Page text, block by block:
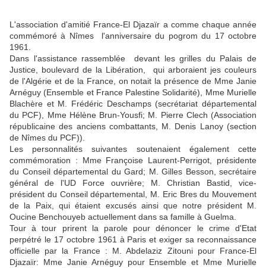
L'association d'amitié France-El Djazaïr a comme chaque année
commémoré à Nîmes l'anniversaire du pogrom du 17 octobre
1961.
Dans l'assistance rassemblée devant les grilles du Palais de
Justice, boulevard de la Libération, qui arboraient jes couleurs
de l'Algérie et de la France, on notait la présence de Mme Janie
Arnéguy (Ensemble et France Palestine Solidarité), Mme Murielle
Blachère et M. Frédéric Deschamps (secrétariat départemental
du PCF), Mme Hélène Brun-Yousfi; M. Pierre Clech (Association
républicaine des anciens combattants, M. Denis Lanoy (section
de Nîmes du PCF)).
Les personnalités suivantes soutenaient également cette
commémoration : Mme Françoise Laurent-Perrigot, présidente
du Conseil départemental du Gard; M. Gilles Besson, secrétaire
général de l'UD Force ouvrière; M. Christian Bastid, vice-
président du Conseil départemental, M. Eric Bres du Mouvement
de la Paix, qui étaient excusés ainsi que notre président M.
Oucine Benchouyeb actuellement dans sa famille à Guelma.
Tour à tour prirent la parole pour dénoncer le crime d'Etat
perpétré le 17 octobre 1961 à Paris et exiger sa reconnaissance
officielle par la France : M. Abdelaziz Zitouni pour France-El
Djazaïr: Mme Janie Arnéguy pour Ensemble et Mme Murielle